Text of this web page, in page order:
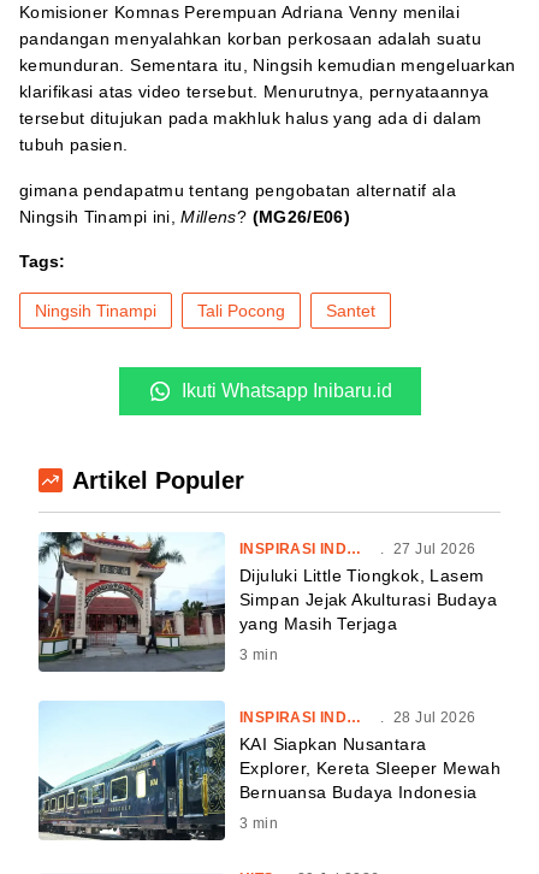
Komisioner Komnas Perempuan Adriana Venny menilai
pandangan menyalahkan korban perkosaan adalah suatu
kemunduran. Sementara itu, Ningsih kemudian mengeluarkan
klarifikasi atas video tersebut. Menurutnya, pernyataannya
tersebut ditujukan pada makhluk halus yang ada di dalam
tubuh pasien.
gimana pendapatmu tentang pengobatan alternatif ala
Ningsih Tinampi ini,Millens? (MG26/E06)
Tags:
Ningsih Tinampi Tali Pocong Santet
Ikuti Whatsapp Inibaru.id
Artikel Populer
INSPIRASI INDONESIA . 27 Jul 2026
Dijuluki Little Tiongkok, Lasem
Simpan Jejak Akulturasi Budaya
yang Masih Terjaga
3 min
INSPIRASI INDONESIA . 28 Jul 2026
KAI Siapkan Nusantara
Explorer, Kereta Sleeper Mewah
Bernuansa Budaya Indonesia
3 min